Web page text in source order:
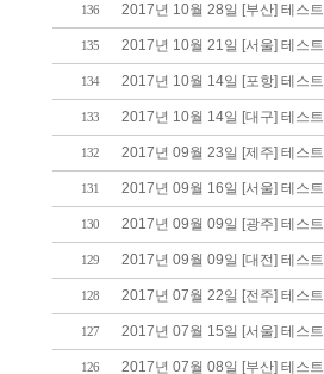
136 2017년 10월 28일 [부산] 테스
135 2017년 10월 21일 [서울] 테스
134 2017년 10월 14일 [포항] 테스
133 2017년 10월 14일 [대구] 테스
132 2017년 09월 23일 [제주] 테스
131 2017년 09월 16일 [서울] 테스
130 2017년 09월 09일 [광주] 테스
129 2017년 09월 09일 [대전] 테스
128 2017년 07월 22일 [전주] 테스
127 2017년 07월 15일 [서울] 테스
126 2017년 07월 08일 [부산] 테스